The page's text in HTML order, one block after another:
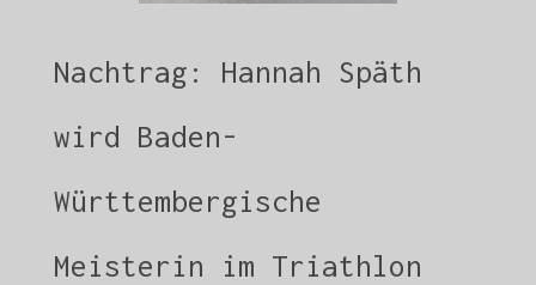
Nachtrag: Hannah Späth
wird Baden-
Württembergische
Meisterin im Triathlon